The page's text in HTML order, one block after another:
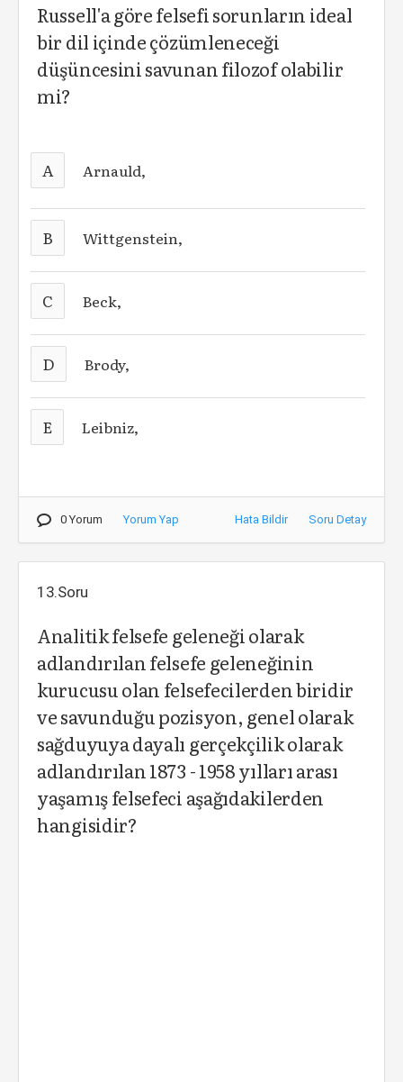
Russell'a göre felsefi sorunların ideal
bir dil içinde çözümleneceği
düşüncesini savunan filozof olabilir
mi?
A Arnauld,
B Wittgenstein,
C Beck,
D Brody,
E Leibniz,
0 Yorum Yorum Yap Hata Bildir Soru Detay
13.Soru
Analitik felsefe geleneği olarak
adlandırılan felsefe geleneğinin
kurucusu olan felsefecilerden biridir
ve savunduğu pozisyon, genel olarak
sağduyuya dayalı gerçekçilik olarak
adlandırılan 1873 - 1958 yılları arası
yaşamış felsefeci aşağıdakilerden
hangisidir?